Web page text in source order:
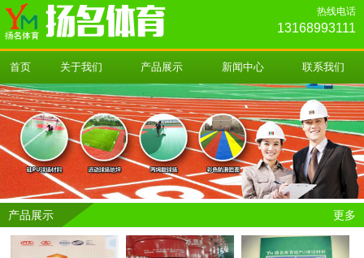
热线电话
13168993111
首页 关于我们 产品展示 新闻中心 联系我们
产品展示 更多